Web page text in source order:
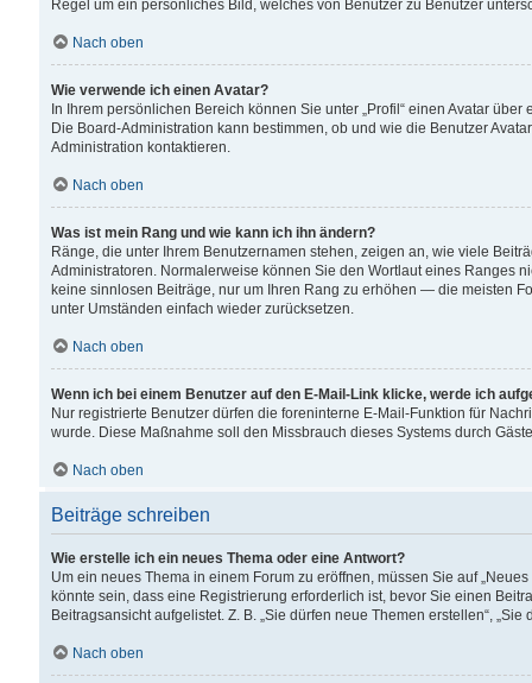
Regel um ein persönliches Bild, welches von Benutzer zu Benutzer
Nach oben
Wie verwende ich einen Avatar?
In Ihrem persönlichen Bereich können Sie unter „Profil“ einen Avatar
Die Board-Administration kann bestimmen, ob und wie die Benutzer
Administration kontaktieren.
Nach oben
Was ist mein Rang und wie kann ich ihn ändern?
Ränge, die unter Ihrem Benutzernamen stehen, zeigen an, wie viele
Administratoren. Normalerweise können Sie den Wortlaut eines Ranges
keine sinnlosen Beiträge, nur um Ihren Rang zu erhöhen — die meisten
unter Umständen einfach wieder zurücksetzen.
Nach oben
Wenn ich bei einem Benutzer auf den E-Mail-Link klicke, werde ich
Nur registrierte Benutzer dürfen die foreninterne E-Mail-Funktion für
wurde. Diese Maßnahme soll den Missbrauch dieses Systems durch
Nach oben
Beiträge schreiben
Wie erstelle ich ein neues Thema oder eine Antwort?
Um ein neues Thema in einem Forum zu eröffnen, müssen Sie auf
könnte sein, dass eine Registrierung erforderlich ist, bevor Sie einen
Beitragsansicht aufgelistet. Z. B. „Sie dürfen neue Themen erstellen“,
Nach oben